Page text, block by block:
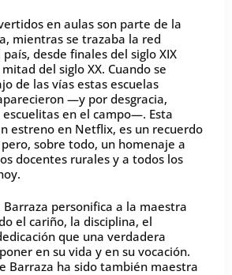
en aulas son parte de la
mientras se trazaba la red
desde finales del siglo XIX
del siglo XX. Cuando se
de las vías estas escuelas
—y por desgracia,
en el campo—. Esta
estreno en Netflix, es un recuerdo
sobre todo, un homenaje a
docentes rurales y a todos los
Barraza personifica a la maestra
el cariño, la disciplina, el
que una verdadera
en su vida y en su vocación.
Barraza ha sido también maestra